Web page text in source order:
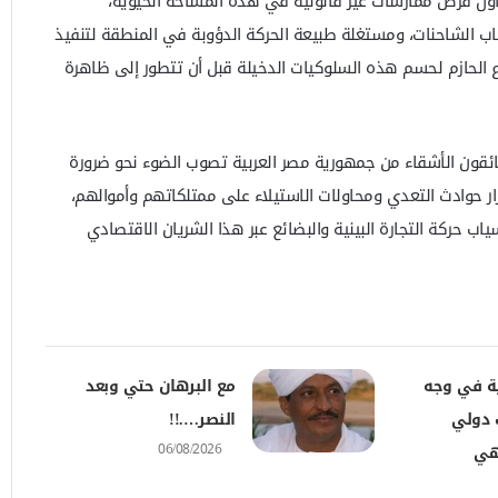
ومستغلة طبيعة الحركة الدؤوبة في المنطقة لتنفيذ
الحازم لحسم هذه السلوكيات الدخيلة قبل أن تتطور إلى ظاهرة
الأشقاء من جمهورية مصر العربية تصوب الضوء نحو ضرورة
حوادث التعدي ومحاولات الاستيلاء على ممتلكاتهم وأموالهم،
حركة التجارة البينية والبضائع عبر هذا الشريان الاقتصادي
في وجه
مع البرهان حتي وبعد
النصر….!!
06/08/2026